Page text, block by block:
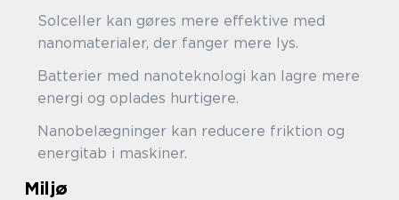
Solceller kan gøres mere effektive med
nanomaterialer, der fanger mere lys.
Batterier med nanoteknologi kan lagre mere
energi og oplades hurtigere.
Nanobelægninger kan reducere friktion og
energitab i maskiner.
Miljø